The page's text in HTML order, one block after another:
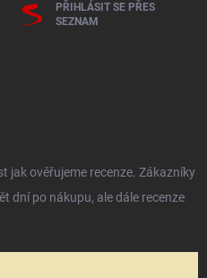
PŘIHLÁSIT SE PŘES
SEZNAM
jak ověřujeme recenze. Zákazníky
dní po nákupu, ale dále recenze